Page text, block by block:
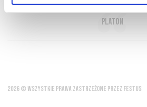
Platon
2026 © WSZYSTKIE PRAWA ZASTRZEŻONE PRZEZ FESTUS